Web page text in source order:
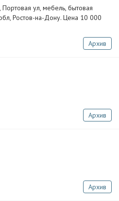
ул, мебель, бытовая
обл, Ростов-на-Дону. Цена 10 000
Архив
Архив
Архив